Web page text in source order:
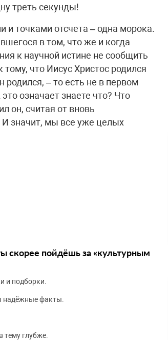
треть секунды!
точками отсчета – одна морока.
в том, что же и когда
к научной истине не сообщить
что Иисус Христос родился
– то есть не в первом
означает знаете что? Что
он, считая от вновь
И значит, мы все уже целых
скорее пойдёшь за «культурным
и подборки.
надёжные факты.
тему глубже.